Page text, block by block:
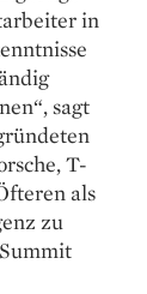
in
sagt
T-
als
zu